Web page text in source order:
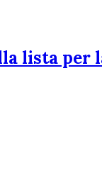
lista per